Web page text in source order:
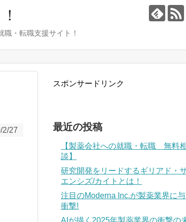
・転職支援サイト！
2/27
スポンサードリンク
最近の投稿
【製薬会社への就職・転職 無料
談】
研究開発をリードするギリアド・
エンシズ/カイトとは！
注目のModerna Inc.が製薬業界に
衝撃!